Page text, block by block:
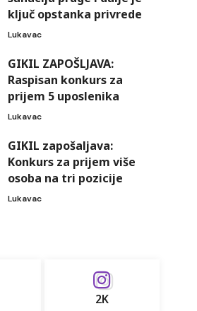
ključ opstanka privrede
Lukavac
GIKIL ZAPOŠLJAVA:
Raspisan konkurs za
prijem 5 uposlenika
Lukavac
GIKIL zapošaljava:
Konkurs za prijem više
osoba na tri pozicije
Lukavac
2K